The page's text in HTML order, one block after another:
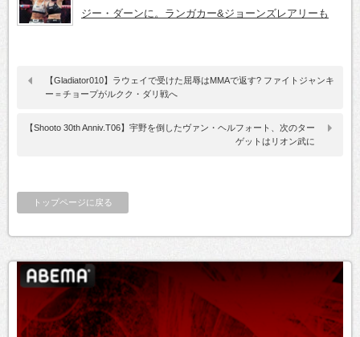
ジー・ダーンに。ランガカー&ジョーンズレアリーも
【Gladiator010】ラウェイで受けた屈辱はMMAで返す? ファイトジャンキ
ー＝チョープがルクク・ダリ戦へ
【Shooto 30th Anniv.T06】宇野を倒したヴァン・ヘルフォート、次のター
ゲットはリオン武に
トップページに戻る